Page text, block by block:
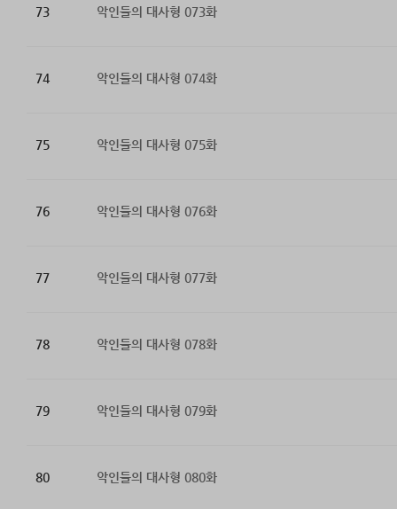
73 악인들의 대사형 073화
74 악인들의 대사형 074화
75 악인들의 대사형 075화
76 악인들의 대사형 076화
77 악인들의 대사형 077화
78 악인들의 대사형 078화
79 악인들의 대사형 079화
80 악인들의 대사형 080화